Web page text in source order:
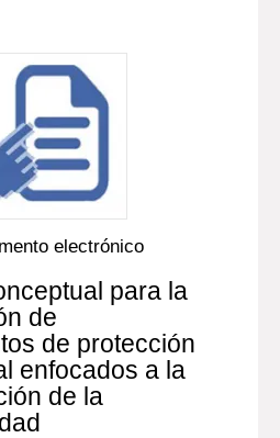
electrónico
para la
de
de protección
enfocados a la
de la